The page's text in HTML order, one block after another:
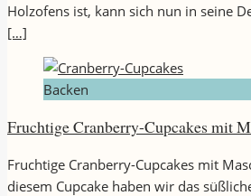
Holzofens ist, kann sich nun in seine
[…]
Backen
Fruchtige Cranberry-Cupcakes mit
Fruchtige Cranberry-Cupcakes mit
diesem Cupcake haben wir das